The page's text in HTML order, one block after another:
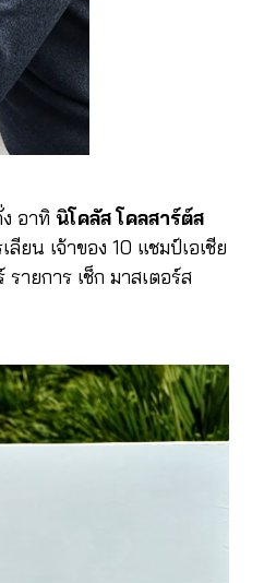
อาทิ นิโคลัส โคลสาร์ต์ส
ลียน เจ้าของ 10 แชมป์เอเชีย
ายการ เช็ก มาสเตอร์ส